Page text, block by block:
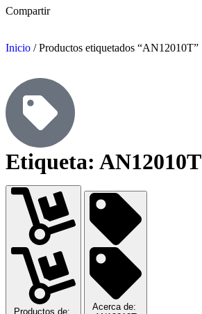
Compartir
Inicio / Productos etiquetados “AN12010T”
Etiqueta: AN12010T
Productos de:
Acerca de: